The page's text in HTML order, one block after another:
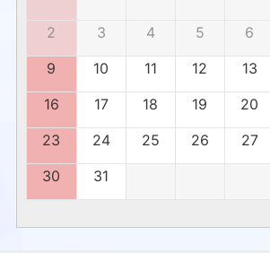
2
3 4 5 6
9
10 11 12 13
16
17 18 19 20
23
24 25 26 27
30
31